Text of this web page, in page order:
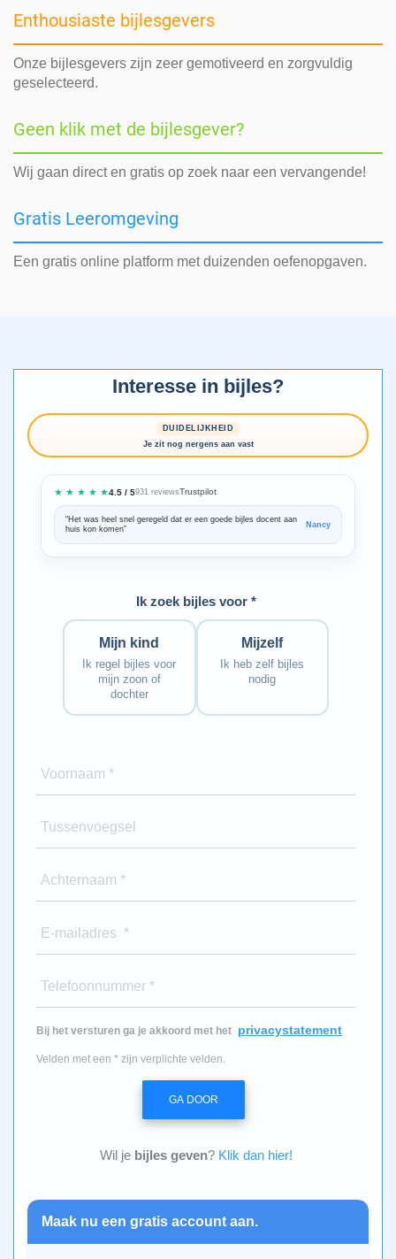
Enthousiaste bijlesgevers
Onze bijlesgevers zijn zeer gemotiveerd en zorgvuldig
geselecteerd.
Geen klik met de bijlesgever?
Wij gaan direct en gratis op zoek naar een vervangende!
Gratis Leeromgeving
Een gratis online platform met duizenden oefenopgaven.
Interesse in bijles?
DUIDELIJKHEID
Je zit nog nergens aan vast
★ ★ ★ ★ ★4.5 / 5931 reviewsTrustpilot
“Het was heel snel geregeld dat er een goede bijles docent aan
huis kon komen”
Nancy
Ik zoek bijles voor *
Mijn kind
Ik regel bijles voor
mijn zoon of
dochter
Mijzelf
Ik heb zelf bijles
nodig
Voornaam *
Tussenvoegsel
Achternaam *
E-mailadres *
Telefoonnummer *
Bij het versturen ga je akkoord met het privacystatement
Velden met een * zijn verplichte velden.
GA DOOR
Wil je bijles geven? Klik dan hier!
Maak nu een gratis account aan.